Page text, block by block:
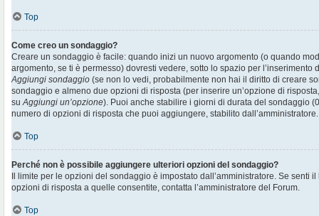
Top
Come creo un sondaggio?
Creare un sondaggio è facile: quando inizi un nuovo argomento (o quando
argomento, se ti è permesso) dovresti vedere, sotto lo spazio per
Aggiungi sondaggio (se non lo vedi, probabilmente non hai il diritto di creare
sondaggio e almeno due opzioni di risposta (per inserire un’opzione di
suAggiungi un’opzione). Puoi anche stabilire i giorni di durata del sondaggio
numero di opzioni di risposta che puoi aggiungere, stabilito dall’amministratore.
Top
Perché non è possibile aggiungere ulteriori opzioni del sondaggio?
Il limite per le opzioni del sondaggio è impostato dall’amministratore. Se senti
opzioni di risposta a quelle consentite, contatta l’amministratore del Forum.
Top